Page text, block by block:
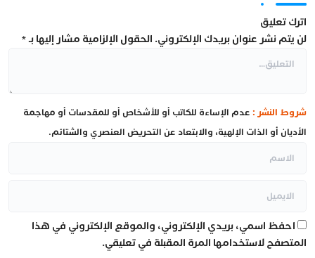
اترك تعليق
لن يتم نشر عنوان بريدك الإلكتروني. الحقول الإلزامية مشار إليها بـ*
شروط النشر : عدم الإساءة للكاتب أو للأشخاص أو للمقدسات أو مهاجمة
الأديان أو الذات الإلهية، والابتعاد عن التحريض العنصري والشتائم.
احفظ اسمي، بريدي الإلكتروني، والموقع الإلكتروني في هذا
المتصفح لاستخدامها المرة المقبلة في تعليقي.